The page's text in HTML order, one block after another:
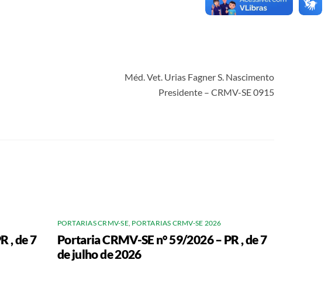
Méd. Vet. Urias Fagner S. Nascimento
Presidente – CRMV-SE 0915
, de 7
PORTARIAS CRMV-SE, PORTARIAS CRMV-SE 2026
Portaria CRMV-SE n° 59/2026 – PR , de 7
de julho de 2026